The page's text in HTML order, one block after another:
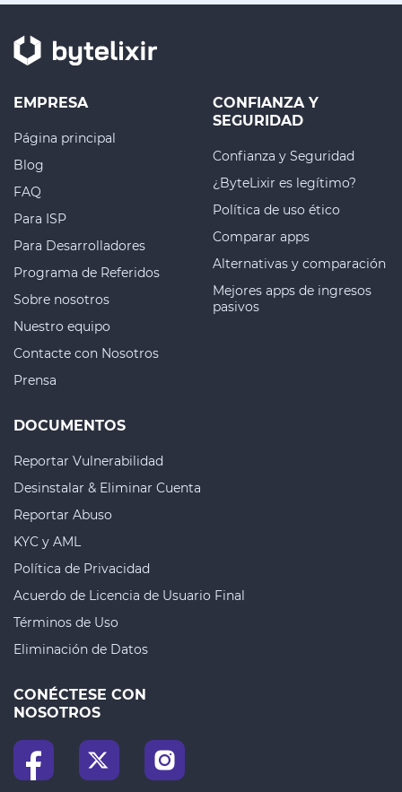
EMPRESA
Página principal
Blog
FAQ
Para ISP
Para Desarrolladores
Programa de Referidos
Sobre nosotros
Nuestro equipo
Contacte con Nosotros
Prensa
CONFIANZA Y
SEGURIDAD
Confianza y Seguridad
¿ByteLixir es legítimo?
Política de uso ético
Comparar apps
Alternativas y comparación
Mejores apps de ingresos
pasivos
DOCUMENTOS
Reportar Vulnerabilidad
Desinstalar & Eliminar Cuenta
Reportar Abuso
KYC y AML
Política de Privacidad
Acuerdo de Licencia de Usuario Final
Términos de Uso
Eliminación de Datos
CONÉCTESE CON
NOSOTROS